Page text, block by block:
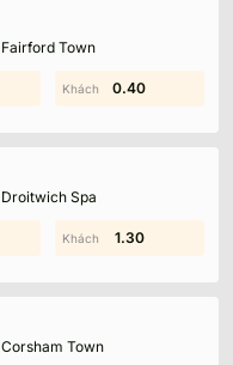
Fairford Town
1.40
0.40
Droitwich Spa
0.50
1.30
Corsham Town